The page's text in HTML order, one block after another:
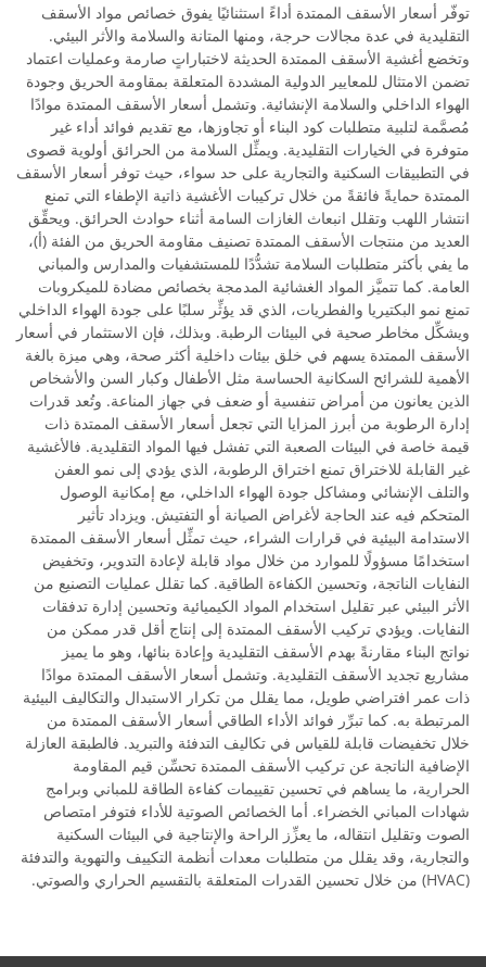
توفّر أسعار الأسقف الممتدة أداءً استثنائيًا يفوق خصائص مواد الأسقف
التقليدية في عدة مجالات حرجة، ومنها المتانة والسلامة والأثر البيئي.
وتخضع أغشية الأسقف الممتدة الحديثة لاختباراتٍ صارمة وعمليات اعتماد
تضمن الامتثال للمعايير الدولية المشددة المتعلقة بمقاومة الحريق وجودة
الهواء الداخلي والسلامة الإنشائية. وتشمل أسعار الأسقف الممتدة موادًا
مُصمَّمة لتلبية متطلبات كود البناء أو تجاوزها، مع تقديم فوائد أداء غير
متوفرة في الخيارات التقليدية. ويمثِّل السلامة من الحرائق أولوية قصوى
في التطبيقات السكنية والتجارية على حد سواء، حيث توفر أسعار الأسقف
الممتدة حمايةً فائقةً من خلال تركيبات الأغشية ذاتية الإطفاء التي تمنع
انتشار اللهب وتقلل انبعاث الغازات السامة أثناء حوادث الحرائق. ويحقِّق
العديد من منتجات الأسقف الممتدة تصنيف مقاومة الحريق من الفئة (أ)،
ما يفي بأكثر متطلبات السلامة تشدُّدًا للمستشفيات والمدارس والمباني
العامة. كما تتميَّز المواد الغشائية المدمجة بخصائص مضادة للميكروبات
تمنع نمو البكتيريا والفطريات، الذي قد يؤثِّر سلبًا على جودة الهواء الداخلي
ويشكِّل مخاطر صحية في البيئات الرطبة. وبذلك، فإن الاستثمار في أسعار
الأسقف الممتدة يسهم في خلق بيئات داخلية أكثر صحة، وهي ميزة بالغة
الأهمية للشرائح السكانية الحساسة مثل الأطفال وكبار السن والأشخاص
الذين يعانون من أمراض تنفسية أو ضعف في جهاز المناعة. وتُعد قدرات
إدارة الرطوبة من أبرز المزايا التي تجعل أسعار الأسقف الممتدة ذات
قيمة خاصة في البيئات الصعبة التي تفشل فيها المواد التقليدية. فالأغشية
غير القابلة للاختراق تمنع اختراق الرطوبة، الذي يؤدي إلى نمو العفن
والتلف الإنشائي ومشاكل جودة الهواء الداخلي، مع إمكانية الوصول
المتحكم فيه عند الحاجة لأغراض الصيانة أو التفتيش. ويزداد تأثير
الاستدامة البيئية في قرارات الشراء، حيث تمثِّل أسعار الأسقف الممتدة
استخدامًا مسؤولًا للموارد من خلال مواد قابلة لإعادة التدوير، وتخفيض
النفايات الناتجة، وتحسين الكفاءة الطاقية. كما تقلل عمليات التصنيع من
الأثر البيئي عبر تقليل استخدام المواد الكيميائية وتحسين إدارة تدفقات
النفايات. ويؤدي تركيب الأسقف الممتدة إلى إنتاج أقل قدر ممكن من
نواتج البناء مقارنةً بهدم الأسقف التقليدية وإعادة بنائها، وهو ما يميز
مشاريع تجديد الأسقف التقليدية. وتشمل أسعار الأسقف الممتدة موادًا
ذات عمر افتراضي طويل، مما يقلل من تكرار الاستبدال والتكاليف البيئية
المرتبطة به. كما تبرِّر فوائد الأداء الطاقي أسعار الأسقف الممتدة من
خلال تخفيضات قابلة للقياس في تكاليف التدفئة والتبريد. فالطبقة العازلة
الإضافية الناتجة عن تركيب الأسقف الممتدة تحسِّن قيم المقاومة
الحرارية، ما يساهم في تحسين تقييمات كفاءة الطاقة للمباني وبرامج
شهادات المباني الخضراء. أما الخصائص الصوتية للأداء فتوفر امتصاص
الصوت وتقليل انتقاله، ما يعزِّز الراحة والإنتاجية في البيئات السكنية
والتجارية، وقد يقلل من متطلبات معدات أنظمة التكييف والتهوية والتدفئة
(HVAC) من خلال تحسين القدرات المتعلقة بالتقسيم الحراري والصوتي.